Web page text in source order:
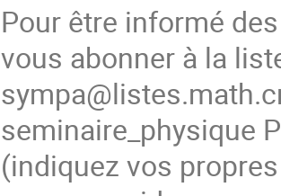
Pour être informé
vous abonner à la
seminaire_physique
(indiquez vos